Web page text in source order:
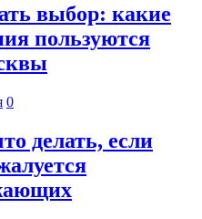
выбор: какие
пользуются
0
делать, если